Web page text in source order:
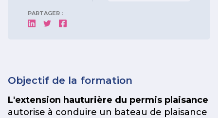
PARTAGER :
Objectif de la formation
L'extension hauturière du permis plaisance
autorise à conduire un bateau de plaisance